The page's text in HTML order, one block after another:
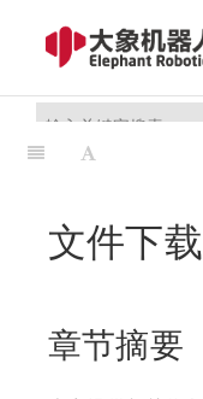
文件下载
章节摘要